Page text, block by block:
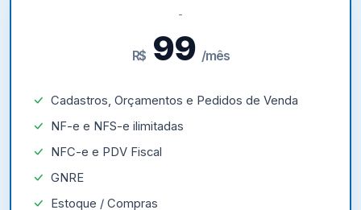
R$ 99 /mês
Cadastros, Orçamentos e Pedidos de Venda
NF-e e NFS-e ilimitadas
NFC-e e PDV Fiscal
GNRE
Estoque / Compras